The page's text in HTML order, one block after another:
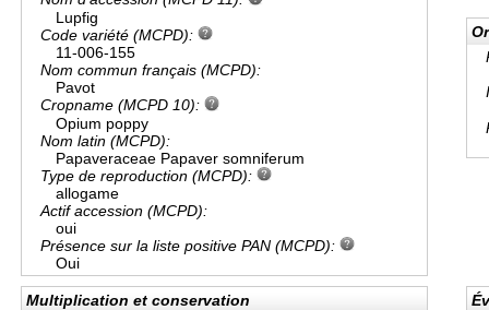
Lupfig
Code variété (MCPD):
11-006-155
Nom commun français (MCPD):
Pavot
Cropname (MCPD 10):
Opium poppy
Nom latin (MCPD):
Papaveraceae Papaver somniferum
Type de reproduction (MCPD):
allogame
Actif accession (MCPD):
oui
Présence sur la liste positive PAN (MCPD):
Oui
Multiplication et conservation